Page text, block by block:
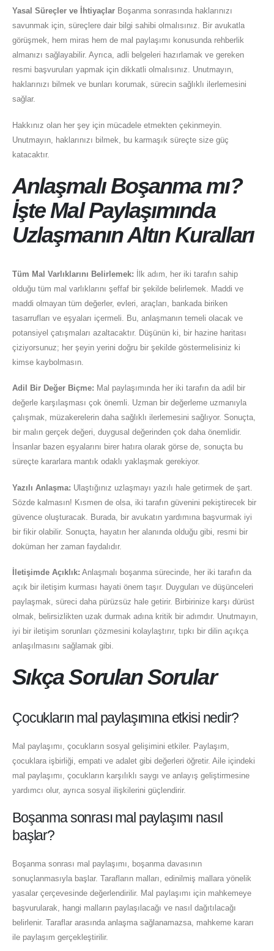
Yasal Süreçler ve İhtiyaçlar Boşanma sonrasında haklarınızı
savunmak için, süreçlere dair bilgi sahibi olmalısınız. Bir avukatla
görüşmek, hem miras hem de mal paylaşımı konusunda rehberlik
almanızı sağlayabilir. Ayrıca, adli belgeleri hazırlamak ve gereken
resmi başvuruları yapmak için dikkatli olmalısınız. Unutmayın,
haklarınızı bilmek ve bunları korumak, sürecin sağlıklı ilerlemesini
sağlar.
Hakkınız olan her şey için mücadele etmekten çekinmeyin.
Unutmayın, haklarınızı bilmek, bu karmaşık süreçte size güç
katacaktır.
Anlaşmalı Boşanma mı?
İşte Mal Paylaşımında
Uzlaşmanın Altın Kuralları
Tüm Mal Varlıklarını Belirlemek: İlk adım, her iki tarafın sahip
olduğu tüm mal varlıklarını şeffaf bir şekilde belirlemek. Maddi ve
maddi olmayan tüm değerler, evleri, araçları, bankada biriken
tasarrufları ve eşyaları içermeli. Bu, anlaşmanın temeli olacak ve
potansiyel çatışmaları azaltacaktır. Düşünün ki, bir hazine haritası
çiziyorsunuz; her şeyin yerini doğru bir şekilde göstermelisiniz ki
kimse kaybolmasın.
Adil Bir Değer Biçme: Mal paylaşımında her iki tarafın da adil bir
değerle karşılaşması çok önemli. Uzman bir değerleme uzmanıyla
çalışmak, müzakerelerin daha sağlıklı ilerlemesini sağlıyor. Sonuçta,
bir malın gerçek değeri, duygusal değerinden çok daha önemlidir.
İnsanlar bazen eşyalarını birer hatıra olarak görse de, sonuçta bu
süreçte kararlara mantık odaklı yaklaşmak gerekiyor.
Yazılı Anlaşma: Ulaştığınız uzlaşmayı yazılı hale getirmek de şart.
Sözde kalmasın! Kısmen de olsa, iki tarafın güvenini pekiştirecek bir
güvence oluşturacak. Burada, bir avukatın yardımına başvurmak iyi
bir fikir olabilir. Sonuçta, hayatın her alanında olduğu gibi, resmi bir
doküman her zaman faydalıdır.
İletişimde Açıklık: Anlaşmalı boşanma sürecinde, her iki tarafın da
açık bir iletişim kurması hayati önem taşır. Duyguları ve düşünceleri
paylaşmak, süreci daha pürüzsüz hale getirir. Birbirinize karşı dürüst
olmak, belirsizlikten uzak durmak adına kritik bir adımdır. Unutmayın,
iyi bir iletişim sorunları çözmesini kolaylaştırır, tıpkı bir dilin açıkça
anlaşılmasını sağlamak gibi.
Sıkça Sorulan Sorular
Çocukların mal paylaşımına etkisi nedir?
Mal paylaşımı, çocukların sosyal gelişimini etkiler. Paylaşım,
çocuklara işbirliği, empati ve adalet gibi değerleri öğretir. Aile içindeki
mal paylaşımı, çocukların karşılıklı saygı ve anlayış geliştirmesine
yardımcı olur, ayrıca sosyal ilişkilerini güçlendirir.
Boşanma sonrası mal paylaşımı nasıl
başlar?
Boşanma sonrası mal paylaşımı, boşanma davasının
sonuçlanmasıyla başlar. Tarafların malları, edinilmiş mallara yönelik
yasalar çerçevesinde değerlendirilir. Mal paylaşımı için mahkemeye
başvurularak, hangi malların paylaşılacağı ve nasıl dağıtılacağı
belirlenir. Taraflar arasında anlaşma sağlanamazsa, mahkeme kararı
ile paylaşım gerçekleştirilir.